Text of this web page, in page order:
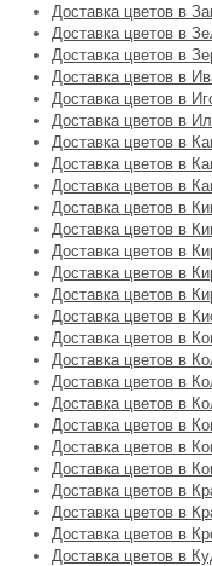
Доставка цветов в
Доставка цветов в
Доставка цветов в
Доставка цветов в
Доставка цветов в
Доставка цветов в
Доставка цветов в
Доставка цветов в
Доставка цветов в
Доставка цветов в
Доставка цветов в
Доставка цветов в
Доставка цветов в
Доставка цветов в
Доставка цветов в
Доставка цветов в
Доставка цветов в
Доставка цветов в
Доставка цветов в
Доставка цветов в
Доставка цветов в
Доставка цветов в
Доставка цветов в
Доставка цветов в
Доставка цветов в
Доставка цветов в